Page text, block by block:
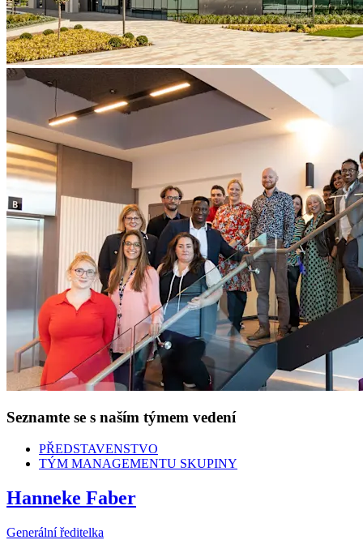
Seznamte se s naším týmem vedení
PŘEDSTAVENSTVO
TÝM MANAGEMENTU SKUPINY
Hanneke Faber
Generální ředitelka